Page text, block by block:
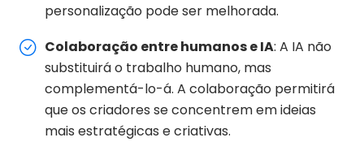
personalização pode ser melhorada.
Colaboração entre humanos e IA: A IA não
substituirá o trabalho humano, mas
complementá-lo-á. A colaboração permitirá
que os criadores se concentrem em ideias
mais estratégicas e criativas.